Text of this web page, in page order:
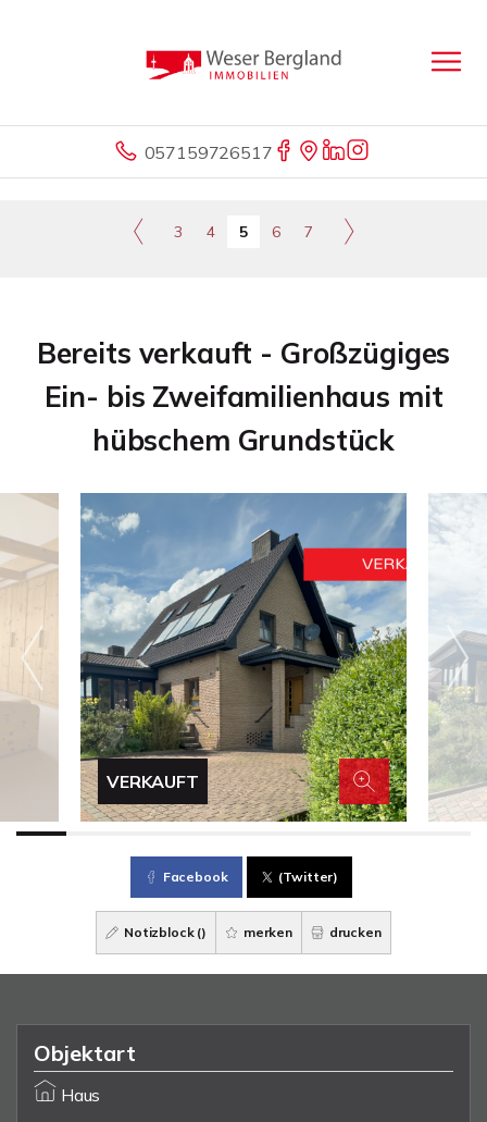
057159726517
3 4 5 6 7
Bereits verkauft - Großzügiges
Ein- bis Zweifamilienhaus mit
hübschem Grundstück
VERKAUFT
Facebook (Twitter)
Notizblock () merken drucken
Objektart
Haus